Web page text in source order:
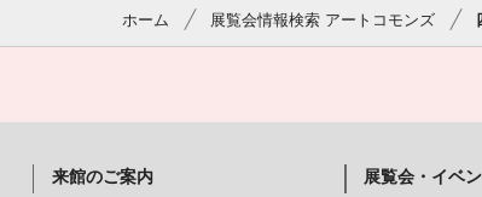
ホーム 展覧会情報検索 アートコモンズ
来館のご案内 展覧会・イベ